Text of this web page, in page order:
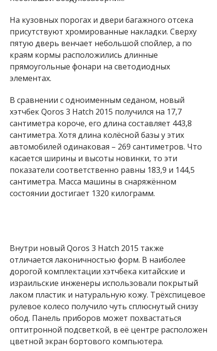
На кузовных порогах и двери багажного отсека
присутствуют хромированные накладки. Сверху
пятую дверь венчает небольшой спойлер, а по
краям кормы расположились длинные
прямоугольные фонари на светодиодных
элементах.
В сравнении с одноименным седаном, новый
хэтчбек Qoros 3 Hatch 2015 получился на 17,7
сантиметра короче, его длина составляет 443,8
сантиметра. Хотя длина колёсной базы у этих
автомобилей одинаковая – 269 сантиметров. Что
касается ширины и высоты новинки, то эти
показатели соответственно равны 183,9 и 144,5
сантиметра. Масса машины в снаряжённом
состоянии достигает 1320 килограмм.
Внутри новый Qoros 3 Hatch 2015 также
отличается лаконичностью форм. В наиболее
дорогой комплектации хэтчбека китайские и
израильские инженеры использовали покрытый
лаком пластик и натуральную кожу. Трёхспицевое
рулевое колесо получило чуть сплюснутый снизу
обод. Панель приборов может похвастаться
оптитронной подсветкой, в её центре расположен
цветной экран бортового компьютера.